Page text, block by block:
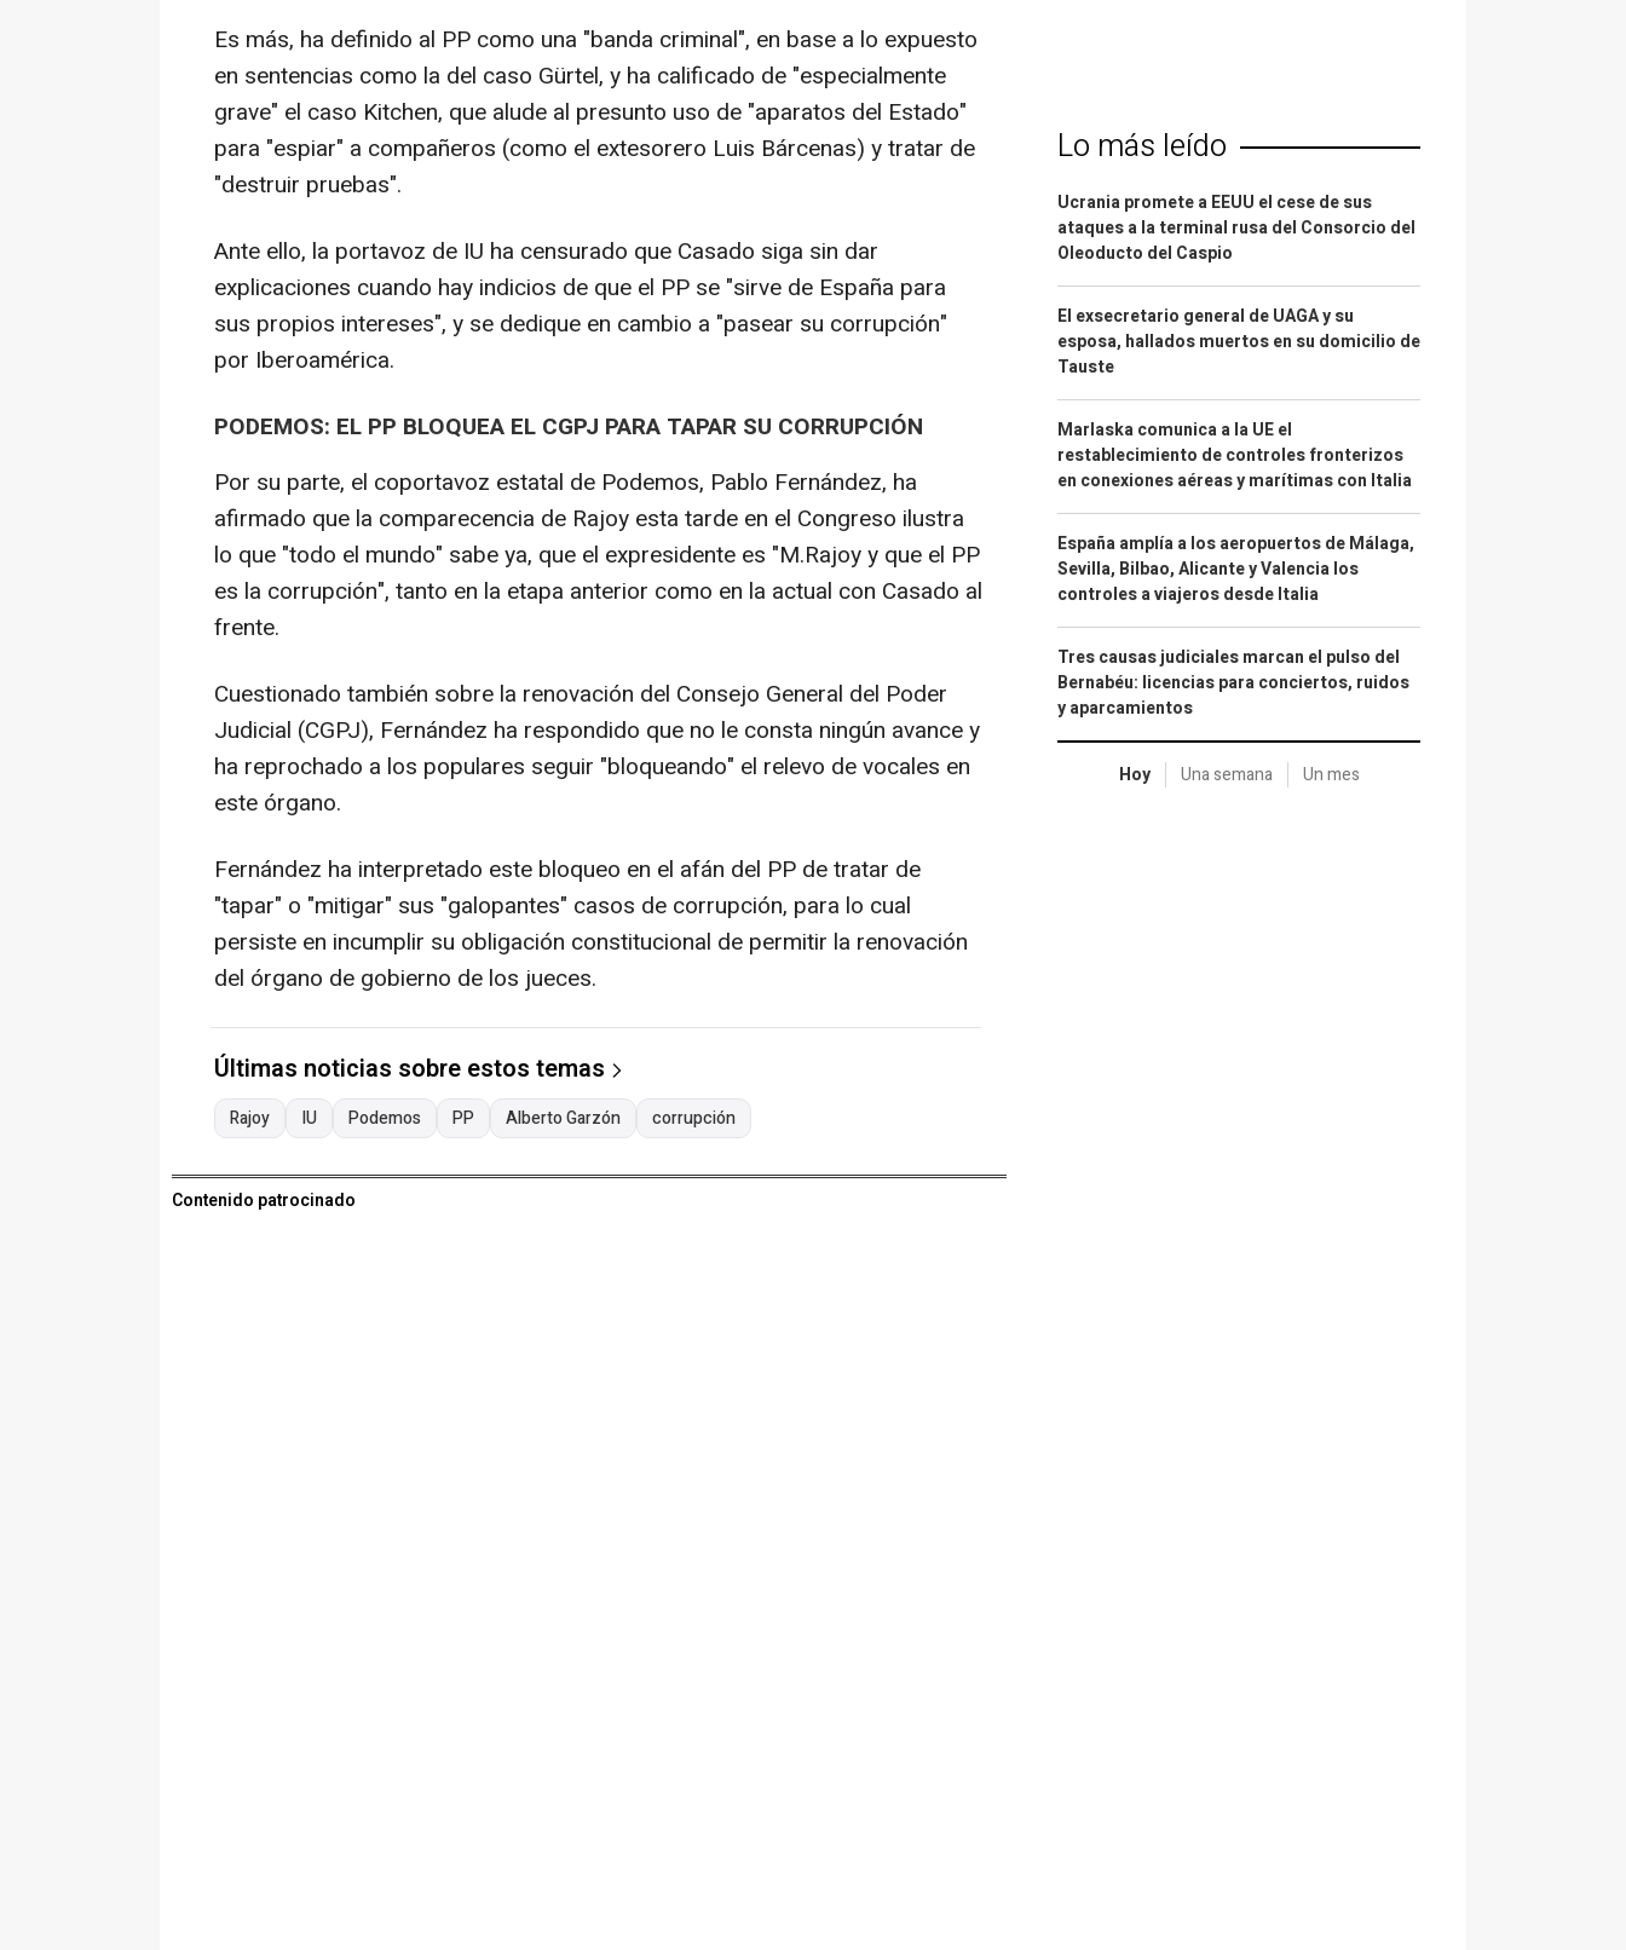
Es más, ha definido al PP como una "banda criminal", en base a lo expuesto
en sentencias como la del caso Gürtel, y ha calificado de "especialmente
grave" el caso Kitchen, que alude al presunto uso de "aparatos del Estado"
para "espiar" a compañeros (como el extesorero Luis Bárcenas) y tratar de
"destruir pruebas".
Ante ello, la portavoz de IU ha censurado que Casado siga sin dar
explicaciones cuando hay indicios de que el PP se "sirve de España para
sus propios intereses", y se dedique en cambio a "pasear su corrupción"
por Iberoamérica.
PODEMOS: EL PP BLOQUEA EL CGPJ PARA TAPAR SU CORRUPCIÓN
Por su parte, el coportavoz estatal de Podemos, Pablo Fernández, ha
afirmado que la comparecencia de Rajoy esta tarde en el Congreso ilustra
lo que "todo el mundo" sabe ya, que el expresidente es "M.Rajoy y que el PP
es la corrupción", tanto en la etapa anterior como en la actual con Casado al
frente.
Cuestionado también sobre la renovación del Consejo General del Poder
Judicial (CGPJ), Fernández ha respondido que no le consta ningún avance y
ha reprochado a los populares seguir "bloqueando" el relevo de vocales en
este órgano.
Fernández ha interpretado este bloqueo en el afán del PP de tratar de
"tapar" o "mitigar" sus "galopantes" casos de corrupción, para lo cual
persiste en incumplir su obligación constitucional de permitir la renovación
del órgano de gobierno de los jueces.
Últimas noticias sobre estos temas
Rajoy IU Podemos PP Alberto Garzón corrupción
Contenido patrocinado
Lo más leído
Ucrania promete a EEUU el cese de sus
ataques a la terminal rusa del Consorcio del
Oleoducto del Caspio
El exsecretario general de UAGA y su
esposa, hallados muertos en su domicilio de
Tauste
Marlaska comunica a la UE el
restablecimiento de controles fronterizos
en conexiones aéreas y marítimas con Italia
España amplía a los aeropuertos de Málaga,
Sevilla, Bilbao, Alicante y Valencia los
controles a viajeros desde Italia
Tres causas judiciales marcan el pulso del
Bernabéu: licencias para conciertos, ruidos
y aparcamientos
Hoy Una semana Un mes